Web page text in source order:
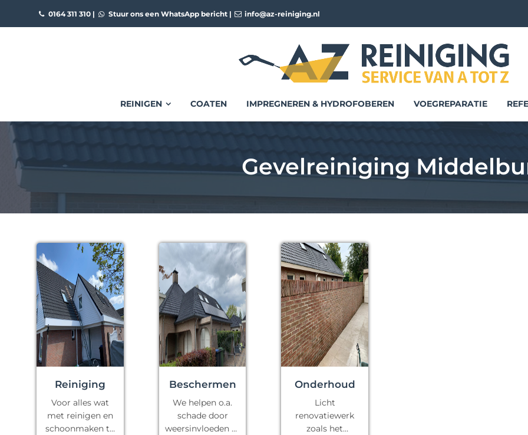
0164 311 310| Stuur ons een WhatsApp bericht| info@az-reiniging.nl
REINIGEN COATEN IMPREGNEREN & HYDROFOBEREN VOEGREPARATIE
Gevelreiniging
Reiniging
Voor alles wat
met reinigen en
schoonmaken te
Beschermen
We helpen o.a.
schade door
weersinvloeden te
Onderhoud
Licht
renovatiewerk
zoals het